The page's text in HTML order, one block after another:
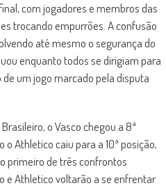
com jogadores e membros das
trocando empurrões. A confusão
até mesmo o segurança do
enquanto todos se dirigiam para
um jogo marcado pela disputa
o Vasco chegou a 8ª
o Athletico caiu para a 10ª posição,
primeiro de três confrontos
e Athletico voltarão a se enfrentar